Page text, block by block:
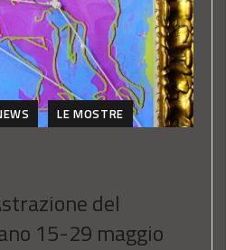
LE MOSTRE
del
15-29 maggio